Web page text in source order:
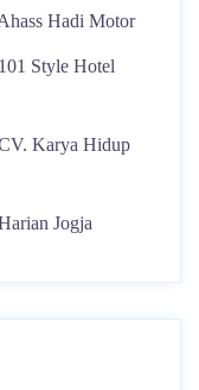
Hadi Motor
Style Hotel
Karya Hidup
Jogja